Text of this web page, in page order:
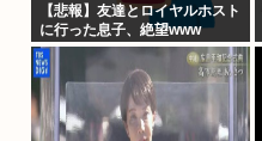
【悲報】友達とロイヤルホスト
に行った息子、絶望www